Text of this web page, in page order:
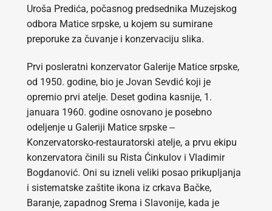
Uroša Predića, počasnog predsednika Muzejskog
odbora Matice srpske, u kojem su sumirane
preporuke za čuvanje i konzervaciju slika.
Prvi posleratni konzervator Galerije Matice srpske,
od 1950. godine, bio je Jovan Sevdić koji je
opremio prvi atelje. Deset godina kasnije, 1.
januara 1960. godine osnovano je posebno
odeljenje u Galeriji Matice srpske ‒
Konzervatorsko-restauratorski atelje, a prvu ekipu
konzervatora činili su Rista Ćinkulov i Vladimir
Bogdanović. Oni su izneli veliki posao prikupljanja
i sistematske zaštite ikona iz crkava Bačke,
Baranje, zapadnog Srema i Slavonije, kada je